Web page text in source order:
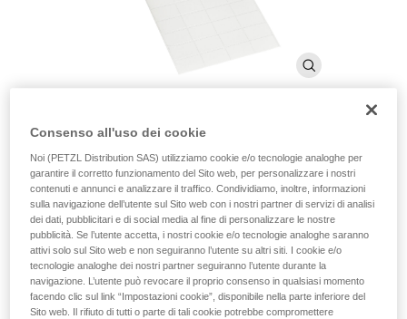
Adesivi trasparenti per caschi
VERTEX e STRATO
Adesivi trasparenti per caschi VERTEX e STRATO
Adesivi trasparenti per personalizzare, con pennarello
indelebile o stampante laser, i caschi VERTEX e STRATO
mediante una marcatura.
Consenso all'uso dei cookie
Noi (PETZL Distribution SAS) utilizziamo cookie e/o tecnologie analoghe per
garantire il corretto funzionamento del Sito web, per personalizzare i nostri
contenuti e annunci e analizzare il traffico. Condividiamo, inoltre, informazioni
sulla navigazione dell’utente sul Sito web con i nostri partner di servizi di analisi
dei dati, pubblicitari e di social media al fine di personalizzare le nostre
pubblicità. Se l’utente accetta, i nostri cookie e/o tecnologie analoghe saranno
attivi solo sul Sito web e non seguiranno l’utente su altri siti. I cookie e/o
tecnologie analoghe dei nostri partner seguiranno l’utente durante la
navigazione. L’utente può revocare il proprio consenso in qualsiasi momento
facendo clic sul link “Impostazioni cookie”, disponibile nella parte inferiore del
Sito web. Il rifiuto di tutti o parte di tali cookie potrebbe compromettere